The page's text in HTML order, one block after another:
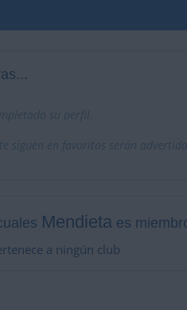
su perfil.
siguen en favoritos serán
Mendieta es
a ningún club